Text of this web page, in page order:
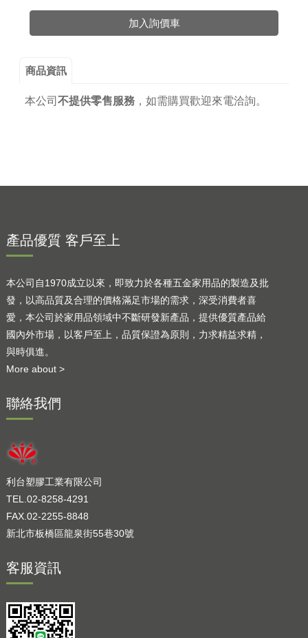
加入詢價車
商品資訊
本公司 不提供零售服務， 如需購買歡迎來電洽詢。
產品優質 客戶至上
本公司自1970成立以來，即致力於各種五金家用品的製造及批
發，以高品質及合理的價格滿足市場的需求，深受消費者喜
愛，本公司於家用品領域中不斷研發新產品，提供優質產品給
國內外市場，以客戶至上，品質保證為原則，力求精益求精，
與時俱進。
More about >
聯絡我們
利台塑膠工業有限公司
TEL.02-8258-4291
FAX.02-2255-8848
新北市板橋區龍泉街55巷30號
客服資訊